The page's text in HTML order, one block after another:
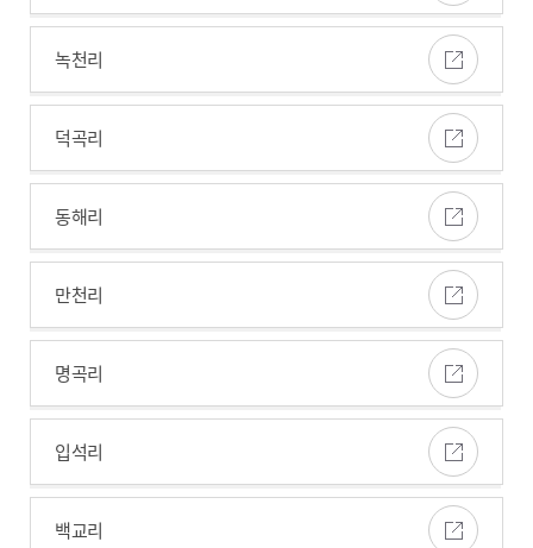
녹천리
덕곡리
동해리
만천리
명곡리
입석리
백교리